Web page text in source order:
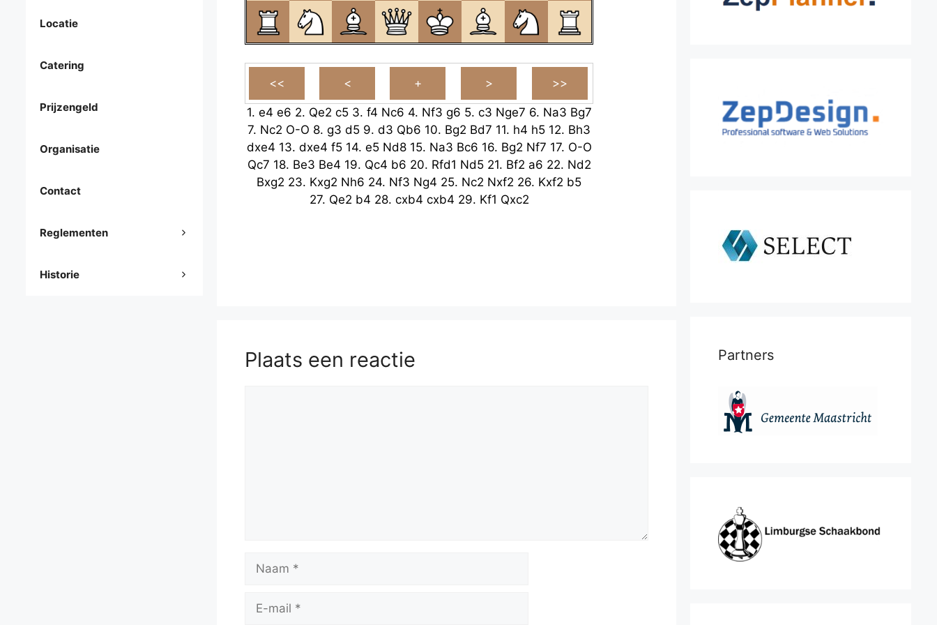
1. e4 e6 2. Qe2 c5 3. f4 Nc6 4. Nf3 g6 5. c3 Nge7 6. Na3 Bg7
7. Nc2 O-O 8. g3 d5 9. d3 Qb6 10. Bg2 Bd7 11. h4 h5 12. Bh3
dxe4 13. dxe4 f5 14. e5 Nd8 15. Na3 Bc6 16. Bg2 Nf7 17. O-O
Qc7 18. Be3 Be4 19. Qc4 b6 20. Rfd1 Nd5 21. Bf2 a6 22. Nd2
Bxg2 23. Kxg2 Nh6 24. Nf3 Ng4 25. Nc2 Nxf2 26. Kxf2 b5
27. Qe2 b4 28. cxb4 cxb4 29. Kf1 Qxc2
Plaats een reactie
mail
Locatie
Catering
Prijzengeld
Organisatie
Contact
Reglementen
Historie
Partners